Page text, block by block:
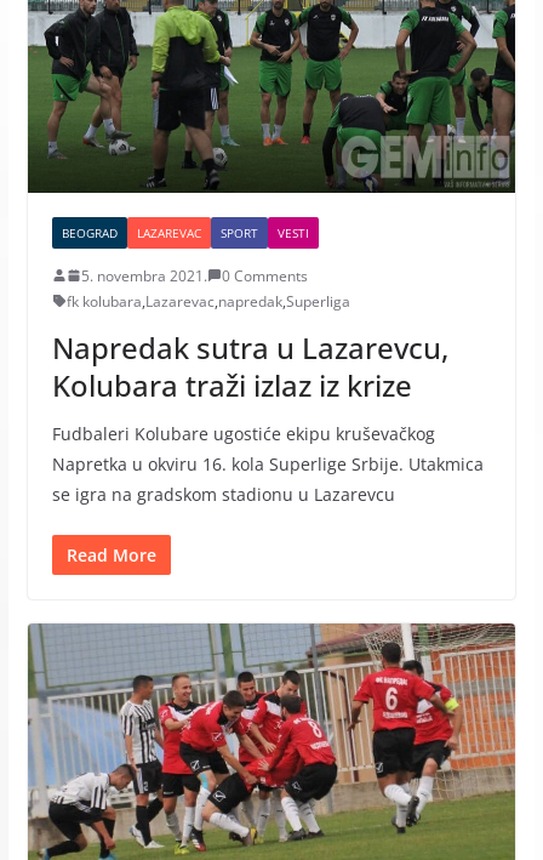
BEOGRAD LAZAREVAC SPORT VESTI
5. novembra 2021.
0 Comments
fk kolubara,Lazarevac,napredak,Superliga
Napredak sutra u Lazarevcu,
Kolubara traži izlaz iz krize
Fudbaleri Kolubare ugostiće ekipu kruševačkog
Napretka u okviru 16. kola Superlige Srbije. Utakmica
se igra na gradskom stadionu u Lazarevcu
Read More